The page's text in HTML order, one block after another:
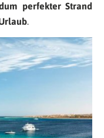
perfekter Strand
.